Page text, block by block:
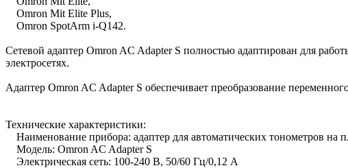
Omron Mit Elite Plus,
Omron SpotArm i-Q142.
Сетевой адаптер Omron AC Adapter S полностью адаптирован для
электросетях.
Адаптер Omron AC Adapter S обеспечивает преобразование
Технические характеристики:
Наименование прибора: адаптер для автоматических тонометров на
Модель: Omron AC Adapter S
Электрическая сеть: 100-240 В, 50/60 Гц/0,12 А